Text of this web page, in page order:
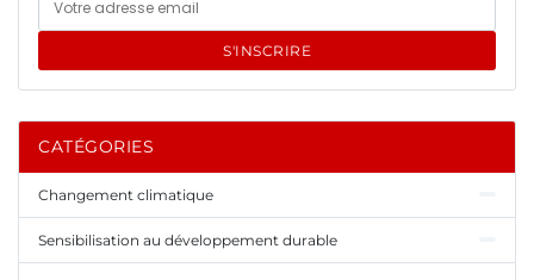
S'INSCRIRE
CATÉGORIES
Changement climatique
Sensibilisation au développement durable